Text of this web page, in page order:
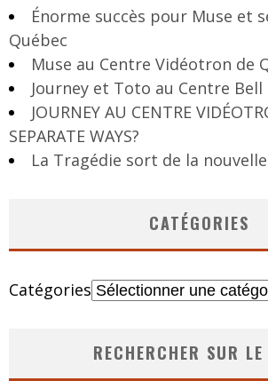
Énorme succès pour Muse et
Québec
Muse au Centre Vidéotron de
Journey et Toto au Centre Bell
JOURNEY AU CENTRE
SEPARATE WAYS?
La Tragédie sort de la
CATÉGORIES
Catégories
RECHERCHER SUR